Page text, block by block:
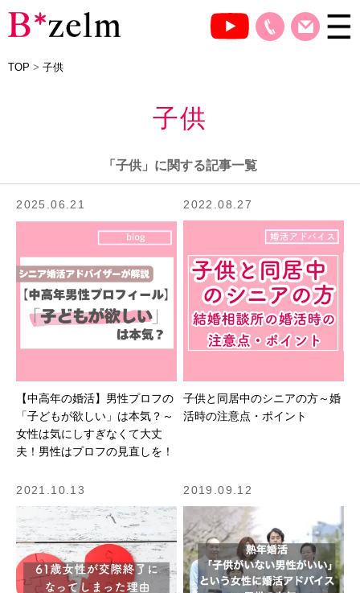
TOP > 子供
子供
「子供」に関する記事一覧
2025.06.21
【中高年の婚活】男性プロフの
「子どもが欲しい」は本気？～
女性は気にしすぎなくて大丈
夫！男性はプロフの見直しを！
2022.08.27
子供と同居中のシニアの方～婚
活時の注意点・ポイント
2021.10.13 2019.09.12